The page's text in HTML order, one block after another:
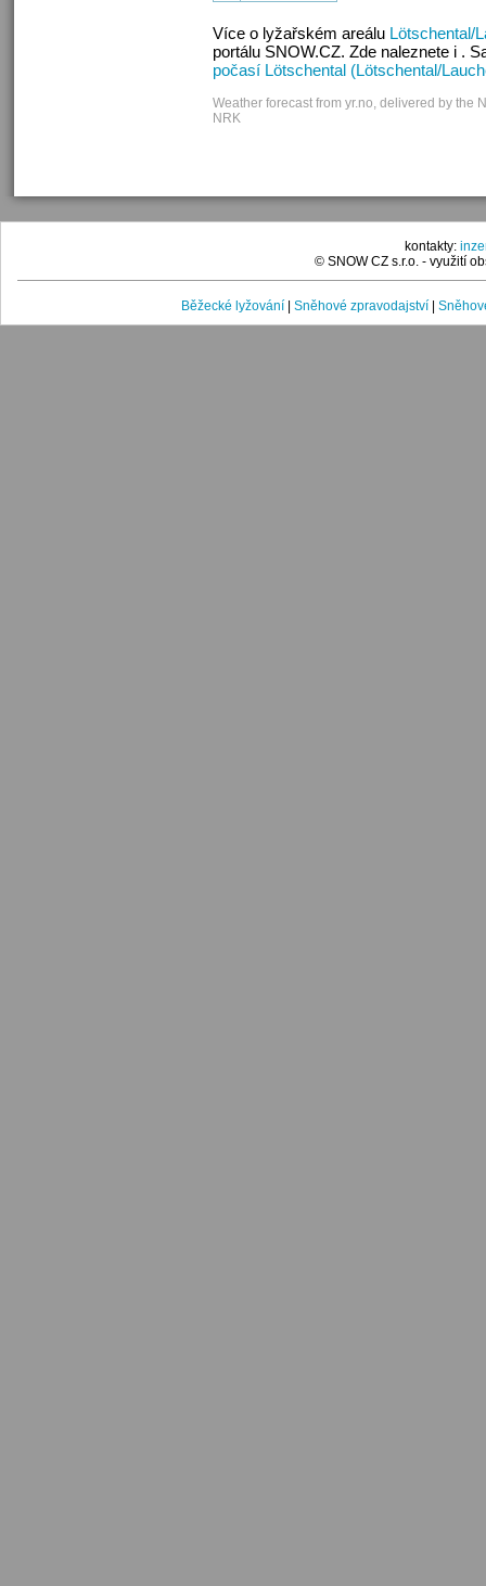
Více o lyžařském areálu Lötschental/
portálu SNOW.CZ. Zde naleznete i .
počasí Lötschental (Lötschental/
Weather forecast from yr.no, delivered by the
NRK
kontakty:
© SNOW CZ s.r.o. - využití
Běžecké lyžování Sněhové zpravodajství